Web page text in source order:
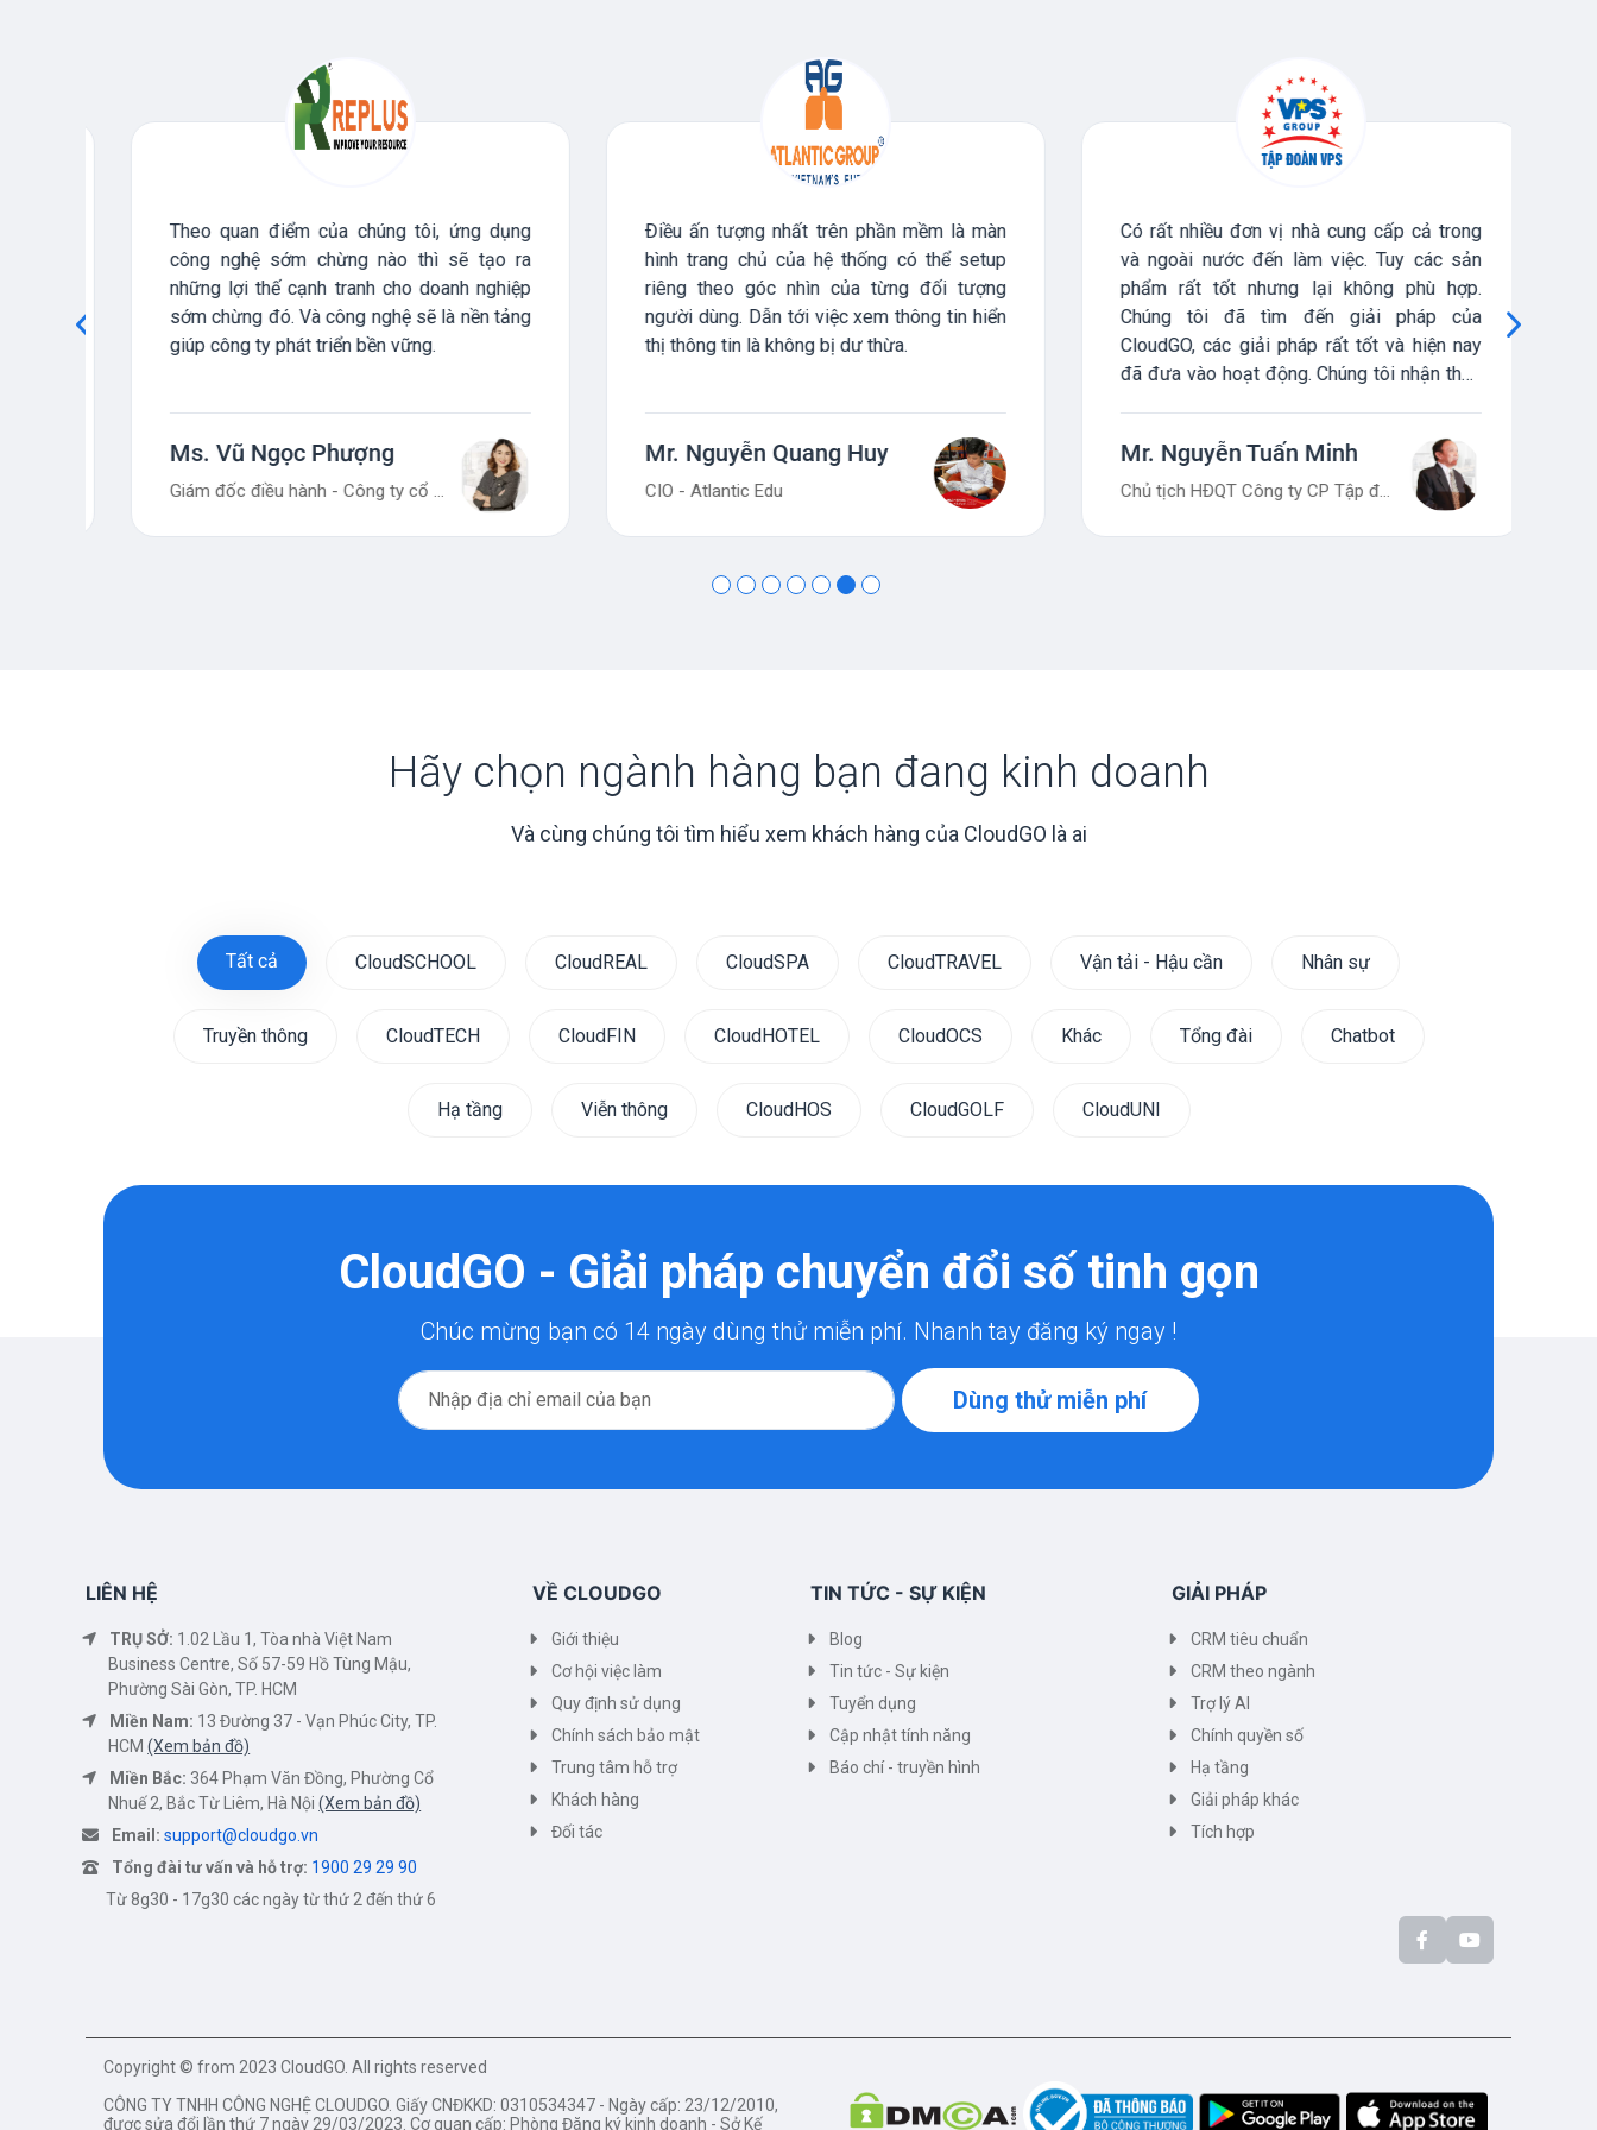
Theo quan điểm của chúng tôi, ứng dụng
công nghệ sớm chừng nào thì sẽ tạo ra
những lợi thế cạnh tranh cho doanh nghiệp
sớm chừng đó. Và công nghệ sẽ là nền tảng
giúp công ty phát triển bền vững.
Ms. Vũ Ngọc Phượng
Giám đốc điều hành - Công ty cổ phần Replus
Điều ấn tượng nhất trên phần mềm là màn
hình trang chủ của hệ thống có thể setup
riêng theo góc nhìn của từng đối tượng
người dùng. Dẫn tới việc xem thông tin hiển
thị thông tin là không bị dư thừa.
Mr. Nguyễn Quang Huy
CIO - Atlantic Edu
Có rất nhiều đơn vị nhà cung cấp cả trong
và ngoài nước đến làm việc. Tuy các sản
phẩm rất tốt nhưng lại không phù hợp.
Chúng tôi đã tìm đến giải pháp của
CloudGO, các giải pháp rất tốt và hiện nay
đã đưa vào hoạt động. Chúng tôi nhận thấy
Mr. Nguyễn Tuấn Minh
Chủ tịch HĐQT Công ty CP Tập đoàn VPS
Hãy chọn ngành hàng bạn đang kinh doanh
Và cùng chúng tôi tìm hiểu xem khách hàng của CloudGO là ai
Tất cả CloudSCHOOL CloudREAL CloudSPA CloudTRAVEL Vận tải - Hậu cần Nhân sự
Truyền thông CloudTECH CloudFIN CloudHOTEL CloudOCS Khác Tổng đài Chatbot
Hạ tầng Viễn thông CloudHOS CloudGOLF CloudUNI
CloudGO - Giải pháp chuyển đổi số tinh gọn
Chúc mừng bạn có 14 ngày dùng thử miễn phí. Nhanh tay đăng ký ngay !
Dùng thử miễn phí
LIÊN HỆ
TRỤ SỞ: 1.02 Lầu 1, Tòa nhà Việt Nam
Business Centre, Số 57-59 Hồ Tùng Mậu,
Phường Sài Gòn, TP. HCM
Miền Nam: 13 Đường 37 - Vạn Phúc City, TP.
HCM(Xem bản đồ)
Miền Bắc: 364 Phạm Văn Đồng, Phường Cổ
Nhuế 2, Bắc Từ Liêm, Hà Nội(Xem bản đồ)
Email: support@cloudgo.vn
Tổng đài tư vấn và hỗ trợ: 1900 29 29 90
Từ 8g30 - 17g30 các ngày từ thứ 2 đến thứ 6
VỀ CLOUDGO
Giới thiệu
Cơ hội việc làm
Quy định sử dụng
Chính sách bảo mật
Trung tâm hỗ trợ
Khách hàng
Đối tác
TIN TỨC - SỰ KIỆN
Blog
Tin tức - Sự kiện
Tuyển dụng
Cập nhật tính năng
Báo chí - truyền hình
GIẢI PHÁP
CRM tiêu chuẩn
CRM theo ngành
Trợ lý AI
Chính quyền số
Hạ tầng
Giải pháp khác
Tích hợp
Copyright © from 2023 CloudGO. All rights reserved
CÔNG TY TNHH CÔNG NGHỆ CLOUDGO. Giấy CNĐKKD: 0310534347 - Ngày cấp: 23/12/2010,
được sửa đổi lần thứ 7 ngày 29/03/2023. Cơ quan cấp: Phòng Đăng ký kinh doanh - Sở Kế